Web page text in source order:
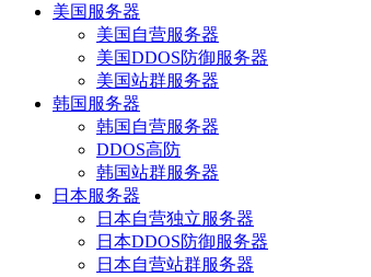
美国服务器
美国自营服务器
美国DDOS防御服务器
美国站群服务器
韩国服务器
韩国自营服务器
DDOS高防
韩国站群服务器
日本服务器
日本自营独立服务器
日本DDOS防御服务器
日本自营站群服务器